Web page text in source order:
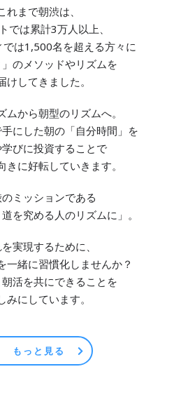
れまで朝渋は、
では累計3万人以上、
では1,500名を超える方々に
」のメソッドやリズムを
けしてきました。
ムから朝型のリズムへ。
にした朝の「自分時間」を
びに投資することで
きに好転していきます。
ミッションである
道を究める人のリズムに」。
実現するために、
一緒に習慣化しませんか？
活を共にできることを
みにしています。
もっと見る